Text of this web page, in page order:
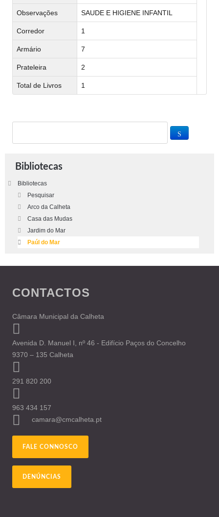
Observações SAUDE E HIGIENE INFANTIL
Corredor 1
Armário 7
Prateleira 2
Total de Livros 1
Bibliotecas
Bibliotecas
Pesquisar
Arco da Calheta
Casa das Mudas
Jardim do Mar
Paúl do Mar
CONTACTOS
Câmara Municipal da Calheta
Avenida D. Manuel I, nº 46 - Edifício Paços do Concelho
9370 – 135 Calheta
291 820 200
963 434 157
camara@cmcalheta.pt
FALE CONNOSCO
DENÚNCIAS